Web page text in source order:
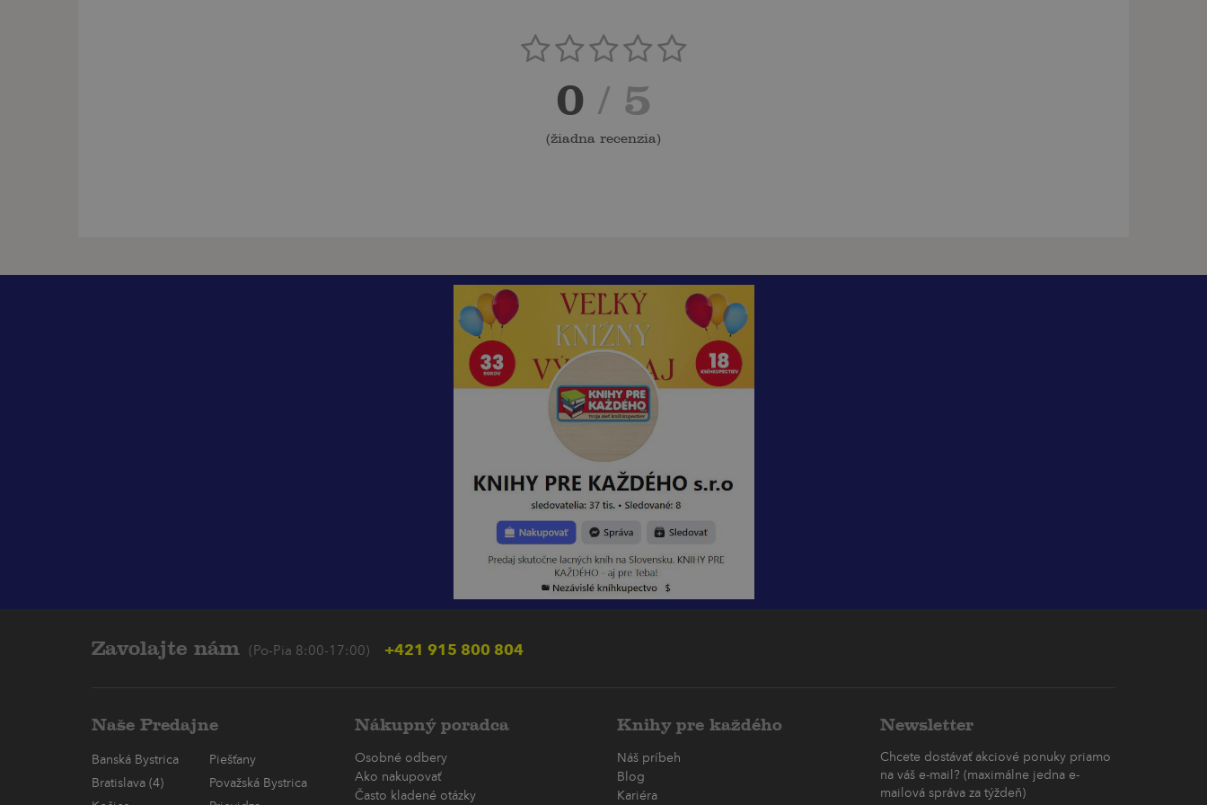
0 / 5
(žiadna recenzia)
Zavolajte nám (Po-Pia 8:00-17:00) +421 915 800 804
Naše Predajne
Banská Bystrica
Piešťany
Bratislava (4)
Považská Bystrica
Nákupný poradca
Osobné odbery
Ako nakupovať
Často kladené otázky
Knihy pre každého
Náš príbeh
Blog
Kariéra
Newsletter
Chcete dostávať akciové ponuky priamo
na váš e-mail? (maximálne jedna e-
mailová správa za týždeň)